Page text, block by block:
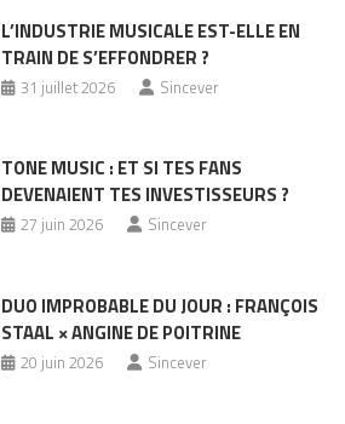
L’INDUSTRIE MUSICALE EST-ELLE EN
TRAIN DE S’EFFONDRER ?
31 juillet 2026 Sincever
TONE MUSIC : ET SI TES FANS
DEVENAIENT TES INVESTISSEURS ?
27 juin 2026 Sincever
DUO IMPROBABLE DU JOUR : FRANÇOIS
STAAL × ANGINE DE POITRINE
20 juin 2026 Sincever